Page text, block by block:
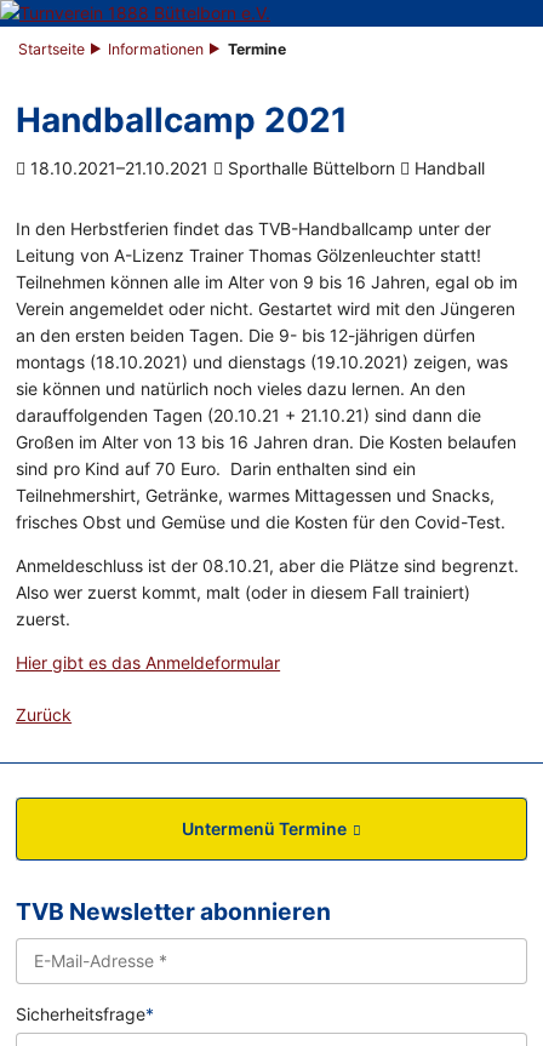
Startseite Informationen Termine
Handballcamp 2021
18.10.2021–21.10.2021 Sporthalle Büttelborn Handball
In den Herbstferien findet das TVB-Handballcamp unter der
Leitung von A-Lizenz Trainer Thomas Gölzenleuchter statt!
Teilnehmen können alle im Alter von 9 bis 16 Jahren, egal ob im
Verein angemeldet oder nicht. Gestartet wird mit den Jüngeren
an den ersten beiden Tagen. Die 9- bis 12-jährigen dürfen
montags (18.10.2021) und dienstags (19.10.2021) zeigen, was
sie können und natürlich noch vieles dazu lernen. An den
darauffolgenden Tagen (20.10.21 + 21.10.21) sind dann die
Großen im Alter von 13 bis 16 Jahren dran. Die Kosten belaufen
sind pro Kind auf 70 Euro. Darin enthalten sind ein
Teilnehmershirt, Getränke, warmes Mittagessen und Snacks,
frisches Obst und Gemüse und die Kosten für den Covid-Test.
Anmeldeschluss ist der 08.10.21, aber die Plätze sind begrenzt.
Also wer zuerst kommt, malt (oder in diesem Fall trainiert)
zuerst.
Hier gibt es das Anmeldeformular
Zurück
Untermenü Termine
TVB Newsletter abonnieren
Sicherheitsfrage*